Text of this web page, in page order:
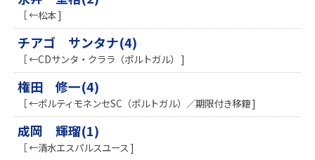
［ ←松本 ]
チアゴ サンタナ(4)
［ ←CDサンタ・クララ（ポルトガル） ]
権田 修一(4)
［ ←ポルティモネンセSC（ポルトガル）／期限付き移籍 ]
成岡 輝瑠(1)
［ ←清水エスパルスユース ]